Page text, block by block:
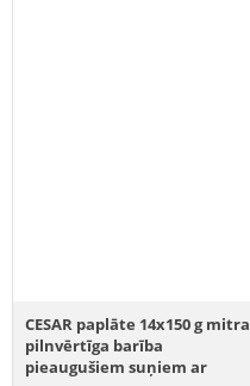
CESAR paplāte 14x150 g mitra
pilnvērtīga barība
pieaugušiem suņiem ar